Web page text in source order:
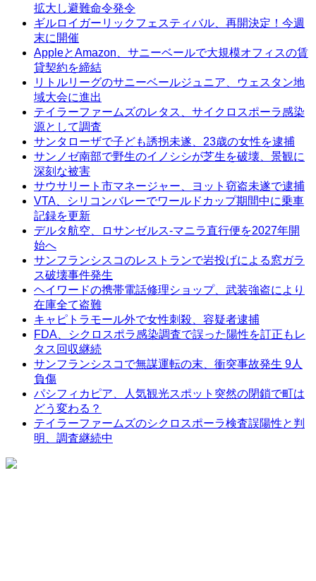
拡大し避難命令発令
ギルロイガーリックフェスティバル、再開決定！今週
末に開催
AppleとAmazon、サニーベールで大規模オフィスの賃
貸契約を締結
リトルリーグのサニーベールジュニア、ウェスタン地
域大会に進出
テイラーファームズのレタス、サイクロスポーラ感染
源として調査
サンタローザで子ども誘拐未遂、23歳の女性を逮捕
サンノゼ南部で野生のイノシシが芝生を破壊、景観に
深刻な被害
サウサリート市マネージャー、ヨット窃盗未遂で逮捕
VTA、シリコンバレーでワールドカップ期間中に乗車
記録を更新
デルタ航空、ロサンゼルス-マニラ直行便を2027年開
始へ
サンフランシスコのレストランで岩投げによる窓ガラ
ス破壊事件発生
ヘイワードの携帯電話修理ショップ、武装強盗により
在庫全て盗難
キャピトラモール外で女性刺殺、容疑者逮捕
FDA、シクロスポラ感染調査で誤った陽性を訂正もレ
タス回収継続
サンフランシスコで無謀運転の末、衝突事故発生 9人
負傷
パシフィカピア、人気観光スポット突然の閉鎖で町は
どう変わる？
テイラーファームズのシクロスポーラ検査誤陽性と判
明、調査継続中